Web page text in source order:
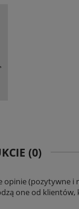
(0)
opinie (pozytywne i
one od